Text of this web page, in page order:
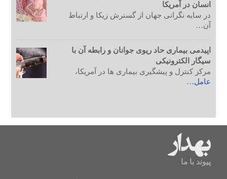
انسان در آمریکا
در سایه نگرانی جهان از گسترش زیکا و ارتباط
آن…
اپیدمی بیماری حاد ریوی جوانان و رابطه آن با
سیگار الکترونیکی
مرکز کنترل و پیشگیری بیماری ها در آمریکا،
عامل…
پیوند با ما